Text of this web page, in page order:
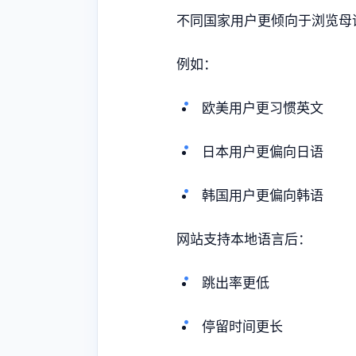
不同国家用户更倾向于浏览母
例如：
欧美用户更习惯英文
日本用户更偏向日语
韩国用户更偏向韩语
网站支持本地语言后：
跳出率更低
停留时间更长